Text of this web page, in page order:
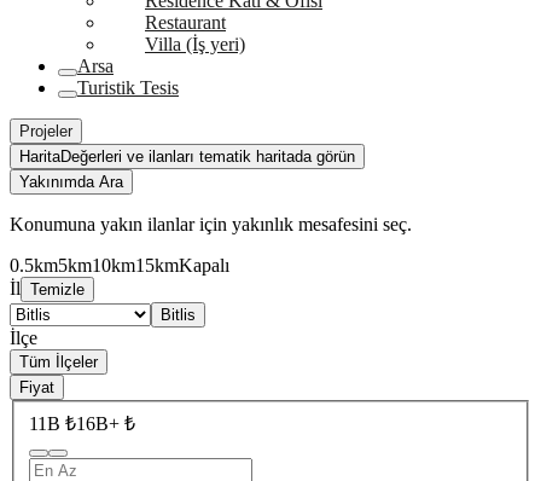
Restaurant
Villa (İş yeri)
Arsa
Turistik Tesis
Projeler
HaritaDeğerleri ve ilanları tematik haritada görün
Yakınımda Ara
Konumuna yakın ilanlar için yakınlık mesafesini seç.
0.5km5km10km15kmKapalı
İl Temizle
Bitlis
İlçe
Tüm İlçeler
Fiyat
11B ₺16B+ ₺